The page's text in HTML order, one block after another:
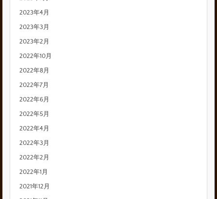
2023年4月
2023年3月
2023年2月
2022年10月
2022年8月
2022年7月
2022年6月
2022年5月
2022年4月
2022年3月
2022年2月
2022年1月
2021年12月